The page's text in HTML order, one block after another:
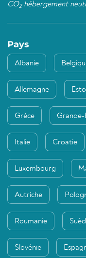
CO2hébergement
Pays
Albanie
Allemagne
Grèce
Italie Croatie
Luxembourg
Autriche
Roumanie
Slovénie